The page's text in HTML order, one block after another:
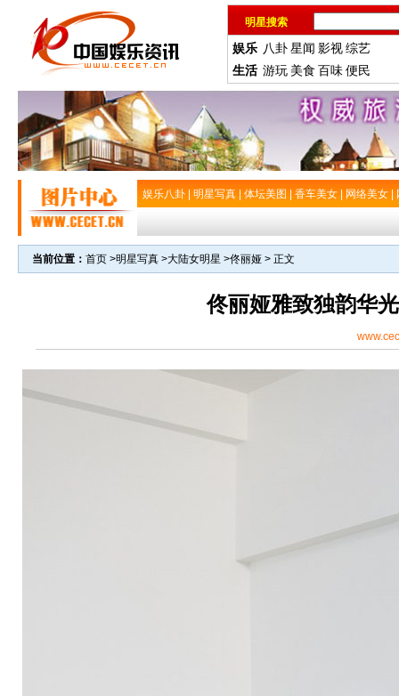
明星搜索
娱乐 八卦星闻 影视综艺
生活 游玩 美食 百味便民
娱乐八卦 明星写真 体坛美图 香车美女 网络美女
当前位置： 首页 >明星写真 >大陆女明星 >佟丽娅 > 正文
佟丽娅雅致独韵华